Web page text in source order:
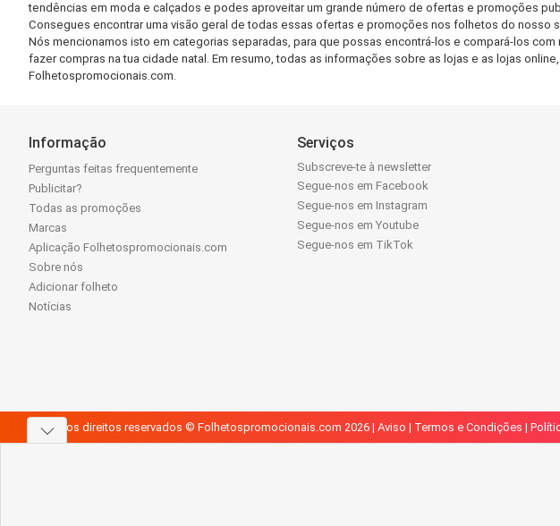
tendências em moda e calçados e podes aproveitar um grande número de ofertas e promoções
Consegues encontrar uma visão geral de todas essas ofertas e promoções nos folhetos do
Nós mencionamos isto em categorias separadas, para que possas encontrá-los e compará-los
fazer compras na tua cidade natal. Em resumo, todas as informações sobre as lojas e as lojas
Folhetospromocionais.com.
Informação
Perguntas feitas frequentemente
Publicitar?
Todas as promoções
Marcas
Aplicação Folhetospromocionais.com
Sobre nós
Adicionar folheto
Notícias
Serviços
Subscreve-te à newsletter
Segue-nos em Facebook
Segue-nos em Instagram
Segue-nos em Youtube
Segue-nos em TikTok
Todos os direitos reservados © Folhetospromocionais.com 2026 | Aviso | Termos e Condições |